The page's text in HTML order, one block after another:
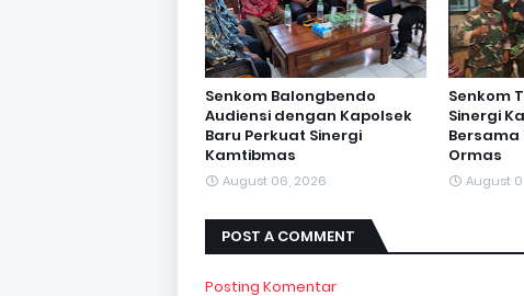
Senkom Balongbendo
Audiensi dengan Kapolsek
Baru Perkuat Sinergi
Kamtibmas
August 06, 2026
Senkom
Sinergi
Bersama
Ormas
August
POST A COMMENT
Posting Komentar